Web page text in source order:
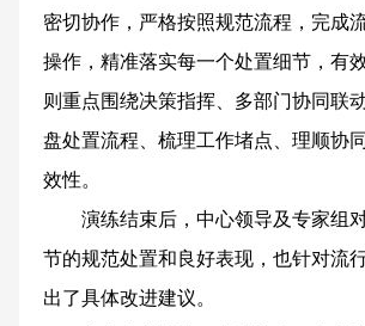
密切协作，严格按照规范流程，完成
操作，精准落实每一个处置细节，有
则重点围绕决策指挥、多部门协同联
盘处置流程、梳理工作堵点、理顺协
效性。
演练结束后，中心领导及专家组
节的规范处置和良好表现，也针对流
出了具体改进建议。